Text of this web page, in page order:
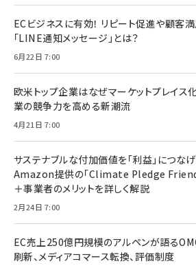
ECビジネスに有効！ リピート促進や顧客
「LINE通知メッセージ」とは？
6月22日 7:00
欧米トップ企業はなぜマーケットプレイス
業の競争力を高める新潮流
4月21日 7:00
サステナブルな付加価値を「利益」につな
Amazon提供の「Climate Pledge
＋事業者のメリットを詳しく解説
2月24日 7:00
EC売上250億円規模のアルペンが語る
刷新、メディアコマース転換、評価制度